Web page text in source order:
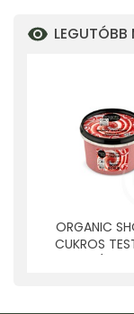
LEGUTÓBB
ORGANIC
CUKROS